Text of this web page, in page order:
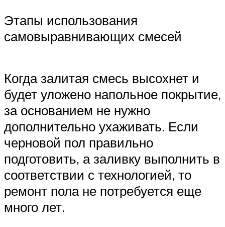
Этапы использования
самовыравнивающих смесей
Когда залитая смесь высохнет и
будет уложено напольное покрытие,
за основанием не нужно
дополнительно ухаживать. Если
черновой пол правильно
подготовить, а заливку выполнить в
соответствии с технологией, то
ремонт пола не потребуется еще
много лет.